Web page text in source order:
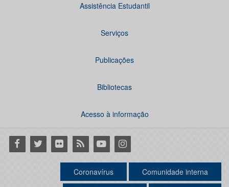
Assistência Estudantil
Serviços
Publicações
Bibliotecas
Acesso à informação
Facebook
Twitter Flickr RSS YoutubeInstagram
Coronavírus Comunidade interna